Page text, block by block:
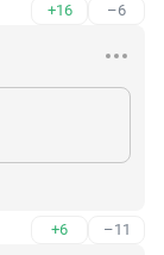
+16 –6
+6 –11